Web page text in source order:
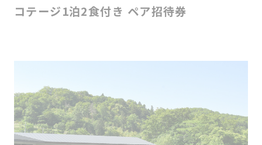
コテージ1泊2食付き ペア招待券